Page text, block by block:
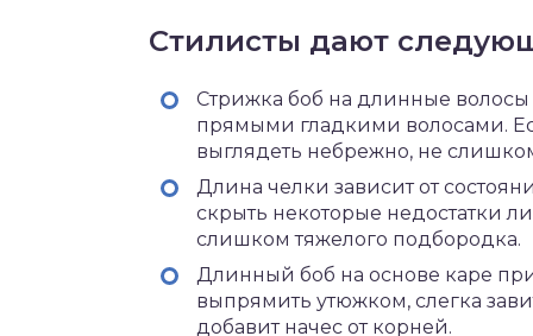
Стилисты дают
Стрижка боб на длинные
прямыми гладкими волосами.
выглядеть небрежно, не
Длина челки зависит от
скрыть некоторые недостатки
слишком тяжелого подбородка.
Длинный боб на основе каре
выпрямить утюжком, слегка
добавит начес от корней.